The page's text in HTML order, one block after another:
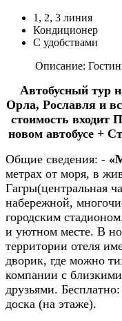
1, 2, 3 линия
Кондиционер
С удобствами
Описание:
Автобусный тур
Орла, Рославля и
стоимость входит
новом автобусе +
Общие сведения: -
метрах от моря, в
Гагры(центральная
набережной,
городским
и уютном месте. В
территории отеля
дворик, где можно
компании с
друзьями.
доска (на этаже).